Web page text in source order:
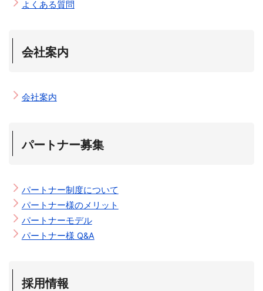
よくある質問
会社案内
会社案内
パートナー募集
パートナー制度について
パートナー様のメリット
パートナーモデル
パートナー様 Q&A
採用情報